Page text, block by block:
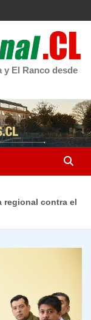
y El Ranco desde
regional contra el